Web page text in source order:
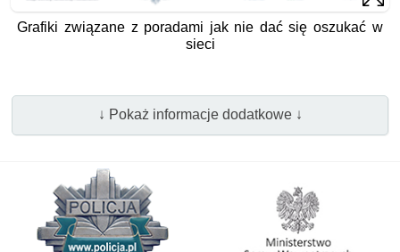
Grafiki związane z poradami jak nie dać się oszukać w
sieci
↓ Pokaż informacje dodatkowe ↓